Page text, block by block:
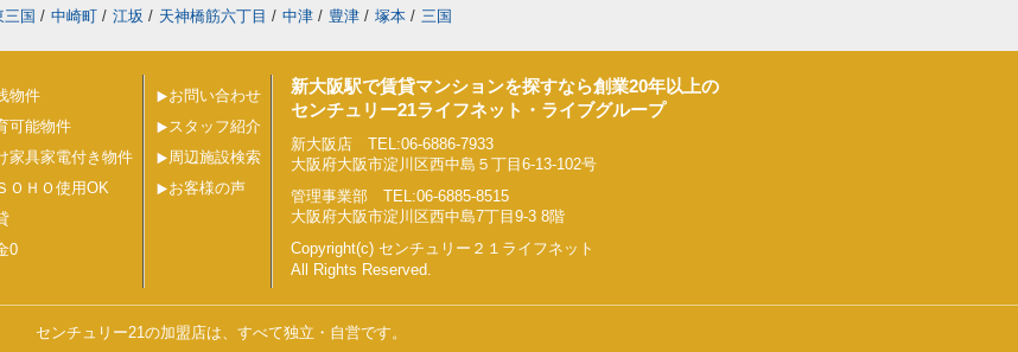
三国 / 中崎町 / 江坂 / 天神橋筋六丁目 / 中津 / 豊津 / 塚本 / 三国
物件
可能物件
家具家電付き物件
ＯＨＯ使用OK
0
お問い合わせ
スタッフ紹介
周辺施設検索
お客様の声
新大阪駅で賃貸マンションを探すなら創業20年以上の
センチュリー21ライフネット・ライブグループ
新大阪店 TEL:06-6886-7933
大阪府大阪市淀川区西中島５丁目6-13-102号
管理事業部 TEL:06-6885-8515
大阪府大阪市淀川区西中島7丁目9-3 8階
Copyright(c) センチュリー２１ライフネット
All Rights Reserved.
センチュリー21の加盟店は、すべて独立・自営です。